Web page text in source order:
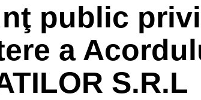
public
a
S.R.L